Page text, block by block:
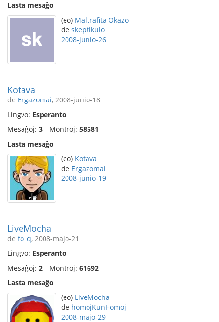
Lasta mesaĝo
(eo) Maltrafita Okazo
de skeptikulo
2008-junio-26
Kotava
de Ergazomai, 2008-junio-18
Lingvo: Esperanto
Mesaĝoj: 3 Montroj: 58581
Lasta mesaĝo
(eo) Kotava
de Ergazomai
2008-junio-19
LiveMocha
de fo_q, 2008-majo-21
Lingvo: Esperanto
Mesaĝoj: 2 Montroj: 61692
Lasta mesaĝo
(eo) LiveMocha
de homojKunHomoj
2008-majo-29